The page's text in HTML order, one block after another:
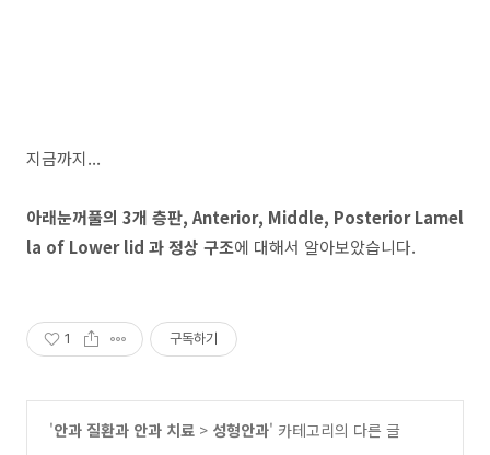
지금까지...
아래눈꺼풀의 3개 층판, Anterior, Middle, Posterior Lamel
la of Lower lid 과 정상 구조에 대해서 알아보았습니다.
1 구독하기
'안과 질환과 안과 치료 > 성형안과' 카테고리의 다른 글